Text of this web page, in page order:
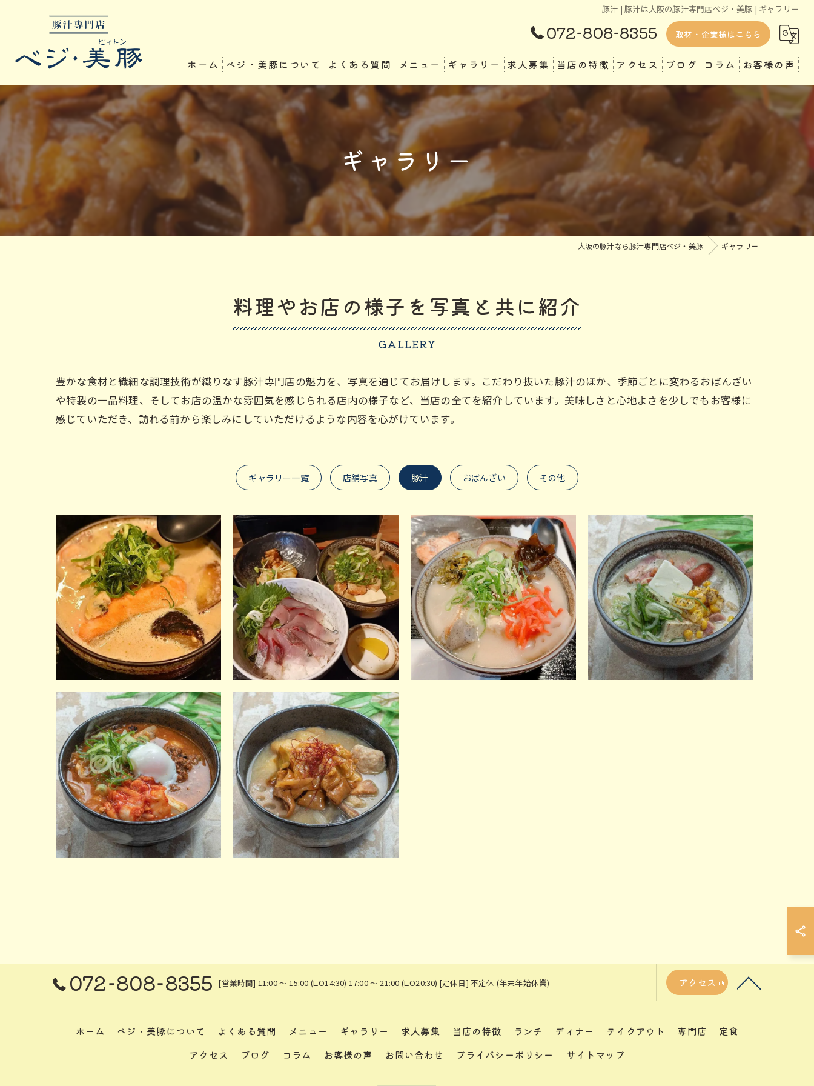
豚汁 | 豚汁は大阪の豚汁専門店ベジ・美豚 | ギャラリー
072-808-8355 取材・企業様はこちら
ホーム ベジ・美豚について よくある質問 メニュー ギャラリー 求人募集 当店の特徴
ランチ
ディナー
テイクアウト
専門店
アクセス ブログ コラム お客様の声
ギャラリー
大阪の豚汁なら豚汁専門店ベジ・美豚 ギャラリー
料理やお店の様子を写真と共に紹介
GALLERY
豊かな食材と繊細な調理技術が織りなす豚汁専門店の魅力を、写真を通じてお届けします。こだわり抜いた豚汁のほか、季節ごとに変わるおばんざい
や特製の一品料理、そしてお店の温かな雰囲気を感じられる店内の様子など、当店の全てを紹介しています。美味しさと心地よさを少しでもお客様に
感じていただき、訪れる前から楽しみにしていただけるような内容を心がけています。
ギャラリー一覧 店舗写真 豚汁 おばんざい その他
072-808-8355 [営業時間] 11:00 ～ 15:00 (L.O14:30) 17:00 〜 21:00 (L.O20:30) [定休日] 不定休 (年末年始休業) アクセス
ホーム ベジ・美豚について よくある質問 メニュー ギャラリー 求人募集 当店の特徴 ランチ ディナー テイクアウト 専門店
定食
アクセス
ブログ コラム お客様の声 お問い合わせ プライバシーポリシー サイトマップ